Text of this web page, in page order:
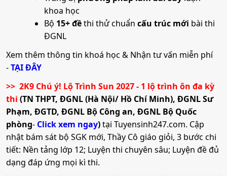
khoa học
Bộ 15+ đềthi thử chuẩn cấu trúc mới bài thi
ĐGNL
Xem thêm thông tin khoá học & Nhận tư vấn miễn phí
-TẠI ĐÂY
>> 2K9 Chú ý! Lộ Trình Sun 2027 - 1 lộ trình ôn đa kỳ
thi (TN THPT, ĐGNL (Hà Nội/ Hồ Chí Minh), ĐGNL Sư
Phạm, ĐGTD, ĐGNL Bộ Công an, ĐGNL Bộ Quốc
phòng- Click xem ngay)tại Tuyensinh247.com. Cập
nhật bám sát bộ SGK mới, Thầy Cô giáo giỏi, 3 bước chi
tiết: Nền tảng lớp 12; Luyện thi chuyên sâu; Luyện đề đủ
dạng đáp ứng mọi kì thi.